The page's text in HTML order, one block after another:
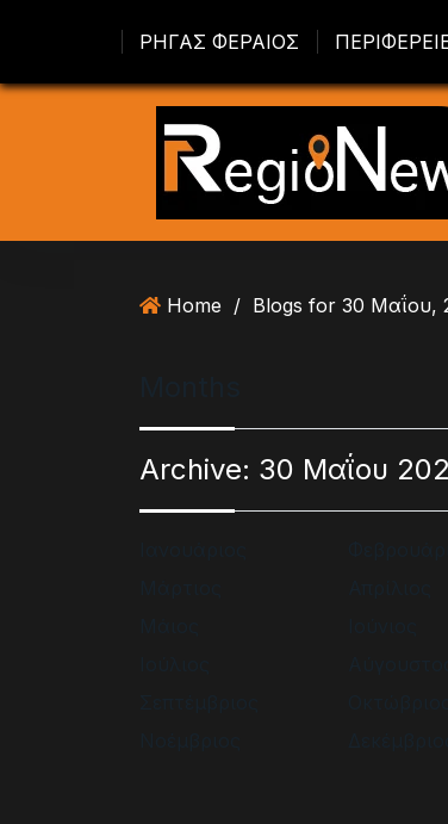
ΡΗΓΑΣ ΦΕΡΑΙΟΣ
Home / Blogs for 30 Μαΐου,
Archive: 30 Μαΐου